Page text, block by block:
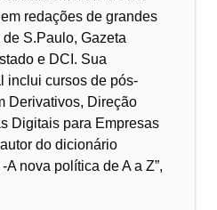
redações de grandes
S.Paulo, Gazeta
e DCI. Sua
inclui cursos de pós-
Derivativos, Direção
Digitais para Empresas
do dicionário
A nova política de A a Z”,